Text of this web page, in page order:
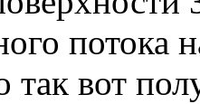
потока
вот